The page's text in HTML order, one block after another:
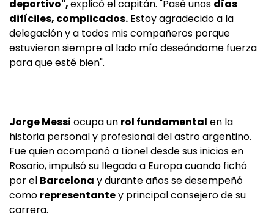
deportivo",explicó el capitán. "Pasé unos días
difíciles, complicados. Estoy agradecido a la
delegación y a todos mis compañeros porque
estuvieron siempre al lado mío deseándome fuerza
para que esté bien".
Jorge Messi ocupa un rol fundamental en la
historia personal y profesional del astro argentino.
Fue quien acompañó a Lionel desde sus inicios en
Rosario, impulsó su llegada a Europa cuando fichó
por el Barcelona y durante años se desempeñó
como representantey principal consejero de su
carrera.